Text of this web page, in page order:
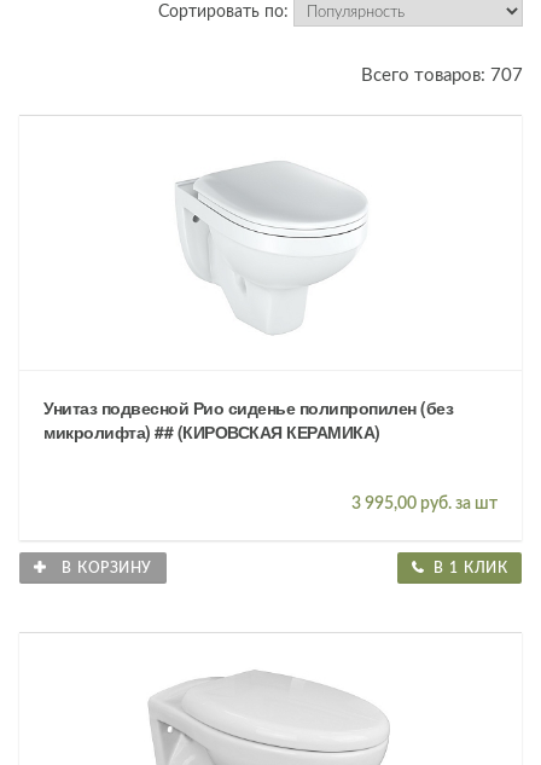
Сортировать по:
Всего товаров: 707
Унитаз подвесной Рио сиденье полипропилен (без
микролифта) ## (КИРОВСКАЯ КЕРАМИКА)
3 995,00 руб. за шт
В КОРЗИНУ В 1 КЛИК